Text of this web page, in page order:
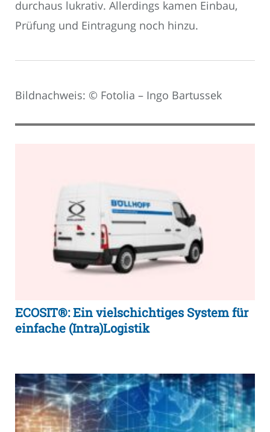
durchaus lukrativ. Allerdings kamen Einbau,
Prüfung und Eintragung noch hinzu.
Bildnachweis: © Fotolia – Ingo Bartussek
ECOSIT®: Ein vielschichtiges System für
einfache (Intra)Logistik